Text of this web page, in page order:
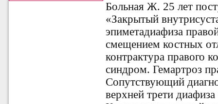
Больная Ж. 25 лет
«Закрытый
эпиметадиафиза
смещением костных
контрактура правого
синдром. Гемартроз
Сопутствующий
верхней трети